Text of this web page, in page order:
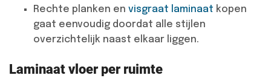
Rechte planken en visgraat laminaat kopen
gaat eenvoudig doordat alle stijlen
overzichtelijk naast elkaar liggen.
Laminaat vloer per ruimte